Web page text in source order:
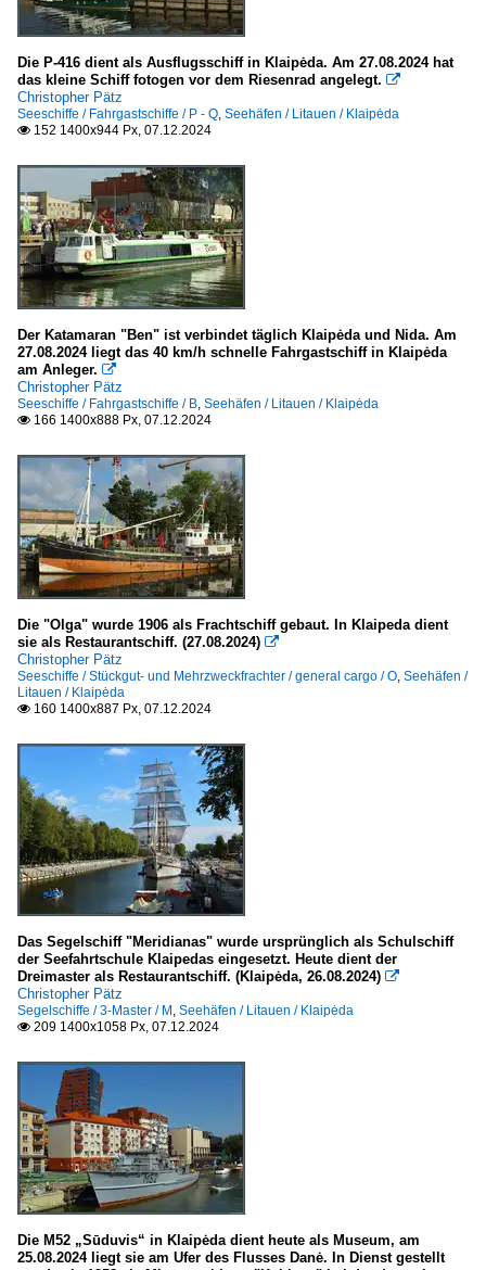
Stückgut- und Mehrzweckfrachter / general cargo
I
O
3-Master
M
Sonstiges
Seezeichen, Leuchtfeuer weltweit
sonstige Länder
Küstenwachen / coast guards
Deutschland
Finnland
WSV Deutschland
M
Unternehmen
TT-Line, Lübeck-Travemünde
Die P-416 dient als Ausflugsschiff in Klaipėda. Am 27.08.2024 hat
das kleine Schiff fotogen vor dem Riesenrad angelegt. 
Christopher Pätz
Seeschiffe / Fahrgastschiffe / P - Q, Seehäfen / Litauen / Klaipėda
 152 1400x944 Px, 07.12.2024
Der Katamaran "Ben" ist verbindet täglich Klaipėda und Nida. Am
27.08.2024 liegt das 40 km/h schnelle Fahrgastschiff in Klaipėda
am Anleger. 
Christopher Pätz
Seeschiffe / Fahrgastschiffe / B, Seehäfen / Litauen / Klaipėda
 166 1400x888 Px, 07.12.2024
Die "Olga" wurde 1906 als Frachtschiff gebaut. In Klaipeda dient
sie als Restaurantschiff. (27.08.2024) 
Christopher Pätz
Seeschiffe / Stückgut- und Mehrzweckfrachter / general cargo / O, Seehäfen /
Litauen / Klaipėda
 160 1400x887 Px, 07.12.2024
Das Segelschiff "Meridianas" wurde ursprünglich als Schulschiff
der Seefahrtschule Klaipedas eingesetzt. Heute dient der
Dreimaster als Restaurantschiff. (Klaipėda, 26.08.2024) 
Christopher Pätz
Segelschiffe / 3-Master / M , Seehäfen / Litauen / Klaipėda
 209 1400x1058 Px, 07.12.2024
Die M52 „Sūduvis“ in Klaipėda dient heute als Museum, am
25.08.2024 liegt sie am Ufer des Flusses Danė. In Dienst gestellt